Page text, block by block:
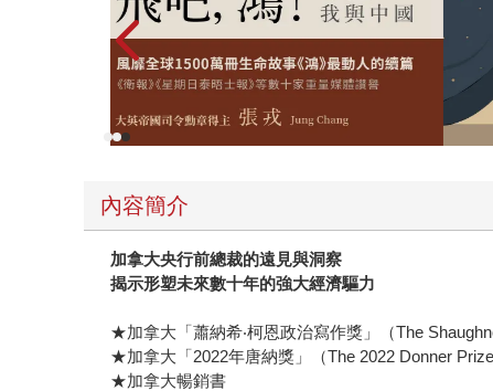
內容簡介
加拿大央行前總裁的遠見與洞察
揭示形塑未來數十年的強大經濟驅力
★加拿大「蕭納希‧柯恩政治寫作獎」（The
★加拿大「2022年唐納獎」（The 2022 Donner
★加拿大暢銷書